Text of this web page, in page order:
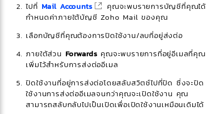
ไปที่ Mail Accounts
คุณจะพบรายการบัญชีที่คุณได้
กำหนดค่าภายใต้บัญชี Zoho Mail ของคุณ​
เลือกบัญชีที่คุณต้องการปิดใช้งาน/ลบที่อยู่ส่งต่อ
ภายใต้ส่วน Forwards คุณจะพบรายการที่อยู่อีเมลที่คุณ
เพิ่มไว้สำหรับการส่งต่ออีเมล
ปิดใช้งานที่อยู่การส่งต่อโดยสลับสวิตช์ไปที่ปิด ซึ่งจะปิด
ใช้งานการส่งต่ออีเมลจนกว่าคุณจะเปิดใช้งาน คุณ
สามารถสลับกลับไปเป็นเปิดเพื่อเปิดใช้งานเหมือนเดิมได้